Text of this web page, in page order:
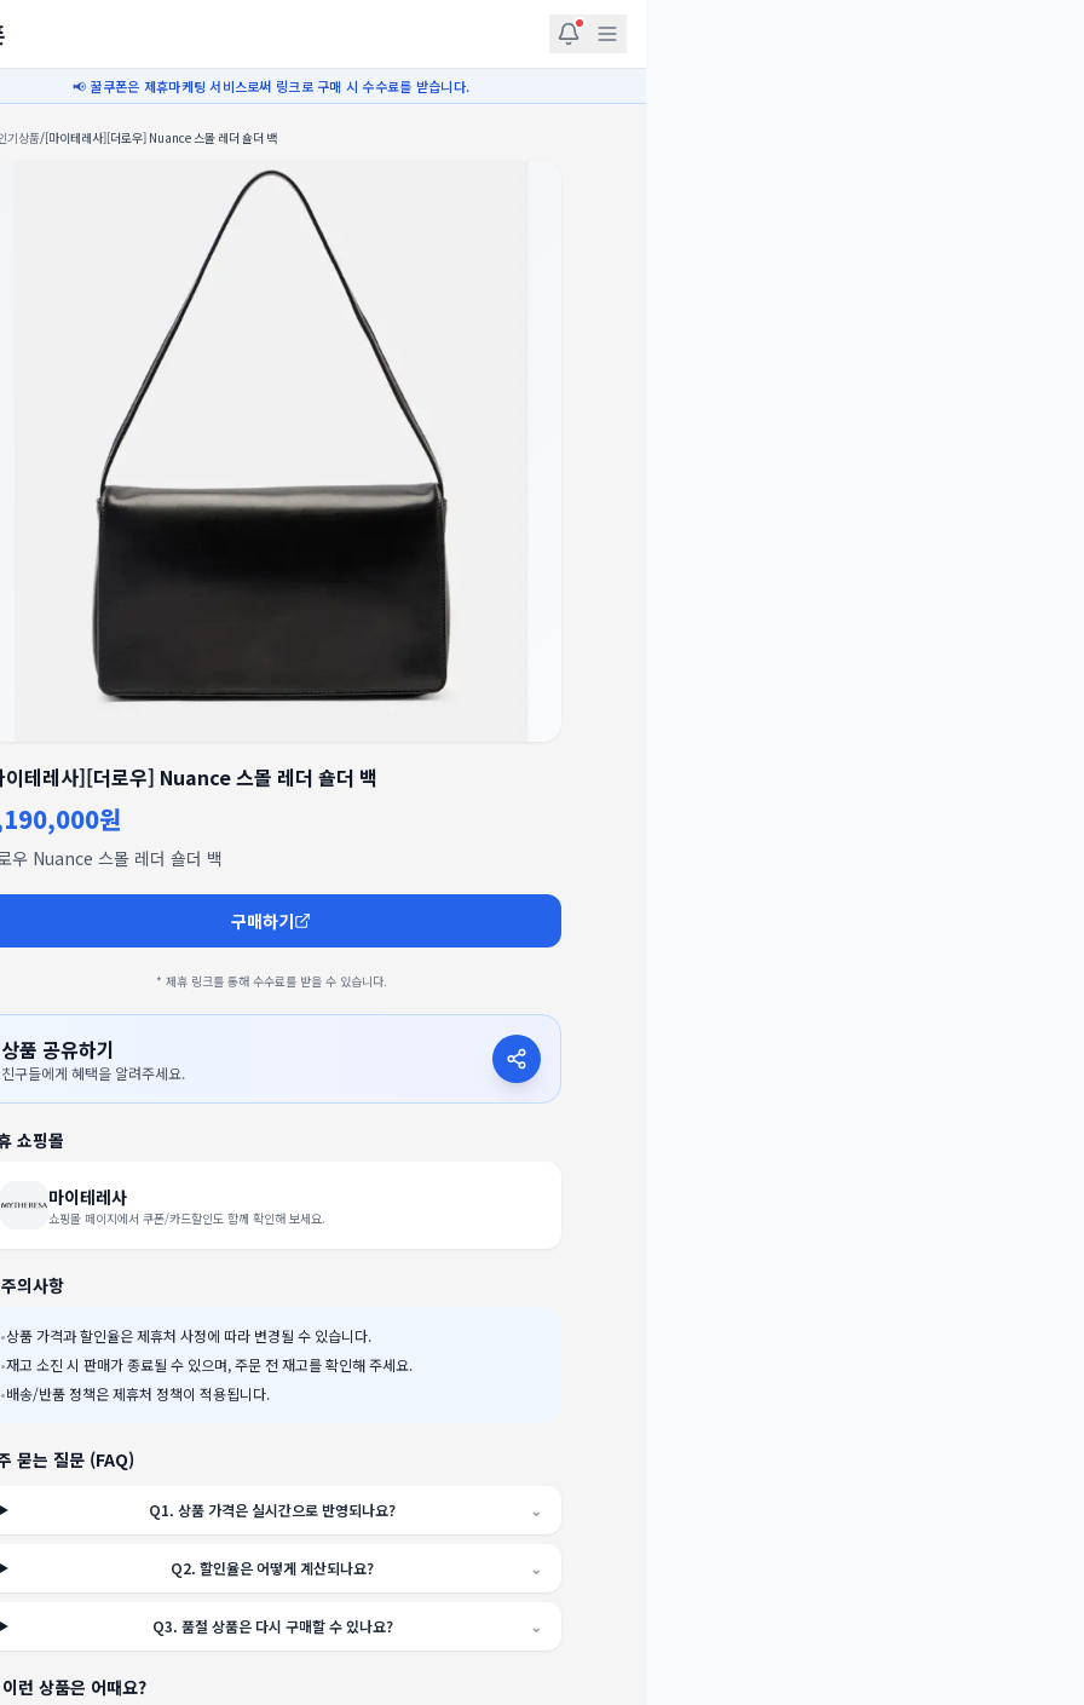
📢 꿀쿠폰은 제휴마케팅 서비스로써 링크로 구매 시 수수료를 받습니다.
기상품/[마이테레사][더로우] Nuance 스몰 레더 숄더 백
테레사][더로우] Nuance 스몰 레더 숄더 백
원
우 Nuance 스몰 레더 숄더 백
구매하기
* 제휴 링크를 통해 수수료를 받을 수 있습니다.
상품 공유하기
친구들에게 혜택을 알려주세요.
쇼핑몰
마이테레사
쇼핑몰 페이지에서 쿠폰/카드할인도 함께 확인해 보세요.
의사항
•상품 가격과 할인율은 제휴처 사정에 따라 변경될 수 있습니다.
•재고 소진 시 판매가 종료될 수 있으며, 주문 전 재고를 확인해 주세요.
•배송/반품 정책은 제휴처 정책이 적용됩니다.
묻는 질문 (FAQ)
Q1.상품 가격은 실시간으로 반영되나요? ⌄
Q2.할인율은 어떻게 계산되나요? ⌄
Q3. 품절 상품은 다시 구매할 수 있나요? ⌄
런 상품은 어때요?